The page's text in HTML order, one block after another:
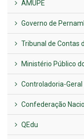
UTILIDADE
Previous